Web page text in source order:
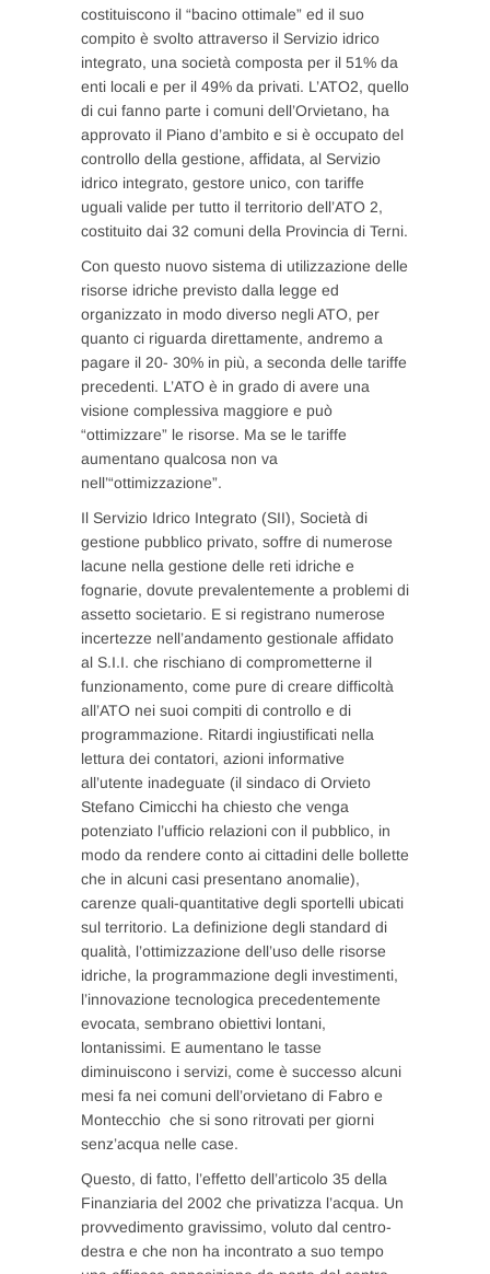
costituiscono il “bacino ottimale” ed il suo
compito è svolto attraverso il Servizio idrico
integrato, una società composta per il 51% da
enti locali e per il 49% da privati. L’ATO2, quello
di cui fanno parte i comuni dell’Orvietano, ha
approvato il Piano d’ambito e si è occupato del
controllo della gestione, affidata, al Servizio
idrico integrato, gestore unico, con tariffe
uguali valide per tutto il territorio dell’ATO 2,
costituito dai 32 comuni della Provincia di Terni.
Con questo nuovo sistema di utilizzazione delle
risorse idriche previsto dalla legge ed
organizzato in modo diverso negli ATO, per
quanto ci riguarda direttamente, andremo a
pagare il 20- 30% in più, a seconda delle tariffe
precedenti. L’ATO è in grado di avere una
visione complessiva maggiore e può
“ottimizzare” le risorse. Ma se le tariffe
aumentano qualcosa non va
nell’“ottimizzazione”.
Il Servizio Idrico Integrato (SII), Società di
gestione pubblico privato, soffre di numerose
lacune nella gestione delle reti idriche e
fognarie, dovute prevalentemente a problemi di
assetto societario. E si registrano numerose
incertezze nell’andamento gestionale affidato
al S.I.I. che rischiano di comprometterne il
funzionamento, come pure di creare difficoltà
all’ATO nei suoi compiti di controllo e di
programmazione. Ritardi ingiustificati nella
lettura dei contatori, azioni informative
all’utente inadeguate (il sindaco di Orvieto
Stefano Cimicchi ha chiesto che venga
potenziato l’ufficio relazioni con il pubblico, in
modo da rendere conto ai cittadini delle bollette
che in alcuni casi presentano anomalie),
carenze quali-quantitative degli sportelli ubicati
sul territorio. La definizione degli standard di
qualità, l’ottimizzazione dell’uso delle risorse
idriche, la programmazione degli investimenti,
l’innovazione tecnologica precedentemente
evocata, sembrano obiettivi lontani,
lontanissimi. E aumentano le tasse
diminuiscono i servizi, come è successo alcuni
mesi fa nei comuni dell’orvietano di Fabro e
Montecchio che si sono ritrovati per giorni
senz’acqua nelle case.
Questo, di fatto, l’effetto dell’articolo 35 della
Finanziaria del 2002 che privatizza l’acqua. Un
provvedimento gravissimo, voluto dal centro-
destra e che non ha incontrato a suo tempo